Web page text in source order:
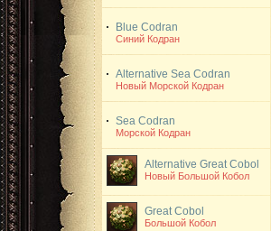
Blue Codran
Синий Кодран
Alternative Sea Codran
Новый Морской Кодран
Sea Codran
Морской Кодран
Alternative Great Cobol
Новый Большой Кобол
Great Cobol
Большой Кобол